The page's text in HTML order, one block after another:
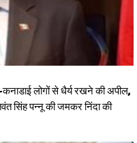
लोगों से धैर्य रखने की अपील,
सिंह पन्नू की जमकर निंदा की